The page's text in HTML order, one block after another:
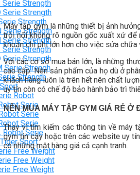
Serie Strength
Serie Strength
Strength
Serie Strength
Serie Strength
Serie Strength
Serie Strength
Serie Strengh
Strength
Robot
Serie
Serie
Serie
Robot Serie
Sport
Free Weight
Free Weight
Free Weight
Máy tập gym là những thiết bị ảnh
trôi nổi không rõ nguồn gốc xuất xứ
khoản chi phí lớn hơn cho việc sửa chữa
Với các cơ sở mua bán lớn, là những
cao cấp. Nên sản phẩm của họ dù ở
khách hàng luôn là trên hết nên chất
uy tín còn có chế độ bảo hành bảo trì
NÊN MUA MÁY TẬP GYM GIÁ RẺ Ở
Thay vì tìm kiếm các thông tin về máy
gym tin cậy hoặc trên các website uy
có những mặt hàng giá cả cạnh tranh.